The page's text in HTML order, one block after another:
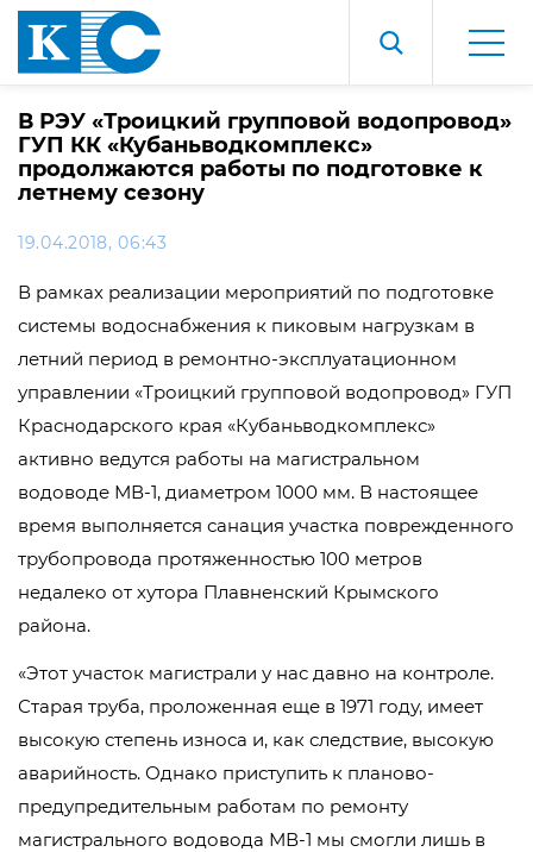
В РЭУ «Троицкий групповой водопровод»
ГУП КК «Кубаньводкомплекс»
продолжаются работы по подготовке к
летнему сезону
19.04.2018, 06:43
В рамках реализации мероприятий по подготовке
системы водоснабжения к пиковым нагрузкам в
летний период в ремонтно-эксплуатационном
управлении «Троицкий групповой водопровод» ГУП
Краснодарского края «Кубаньводкомплекс»
активно ведутся работы на магистральном
водоводе МВ-1, диаметром 1000 мм. В настоящее
время выполняется санация участка поврежденного
трубопровода протяженностью 100 метров
недалеко от хутора Плавненский Крымского
района.
«Этот участок магистрали у нас давно на контроле.
Старая труба, проложенная еще в 1971 году, имеет
высокую степень износа и, как следствие, высокую
аварийность. Однако приступить к планово-
предупредительным работам по ремонту
магистрального водовода МВ-1 мы смогли лишь в